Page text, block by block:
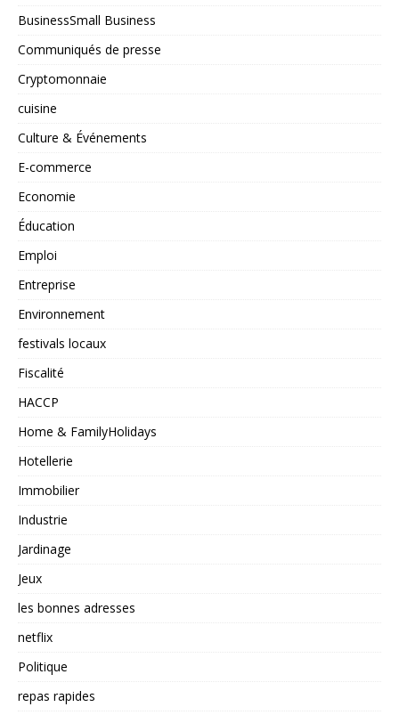
BusinessSmall Business
Communiqués de presse
Cryptomonnaie
cuisine
Culture & Événements
E-commerce
Economie
Éducation
Emploi
Entreprise
Environnement
festivals locaux
Fiscalité
HACCP
Home & FamilyHolidays
Hotellerie
Immobilier
Industrie
Jardinage
Jeux
les bonnes adresses
netflix
Politique
repas rapides